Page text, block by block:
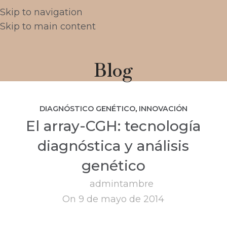
Skip to navigation
Skip to main content
Blog
DIAGNÓSTICO GENÉTICO, INNOVACIÓN
TECNOLÓGICA
El array-CGH: tecnología
diagnóstica y análisis
genético
admintambre
On 9 de mayo de 2014